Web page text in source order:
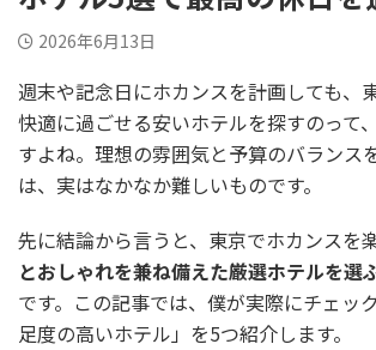
2026年6月13日
週末や記念日にホカンスを計画しても、
快適に過ごせる安いホテルを探すのって
すよね。理想の雰囲気と予算のバランス
は、実はなかなか難しいものです。
先に結論から言うと、東京でホカンスを
とおしゃれを兼ね備えた厳選ホテルを選
です。この記事では、僕が実際にチェッ
足度の高いホテル」を5つ紹介します。